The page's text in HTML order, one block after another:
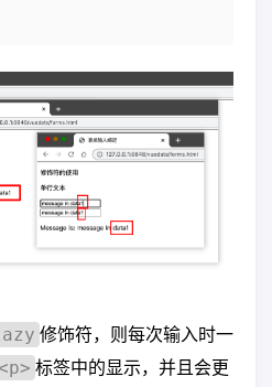
修饰符，则每次输入时一
<p> 标签中的显示，并且会更